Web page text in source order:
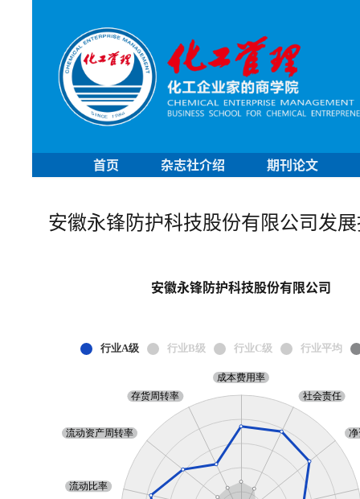
首页 杂志社介绍 期刊论文
安徽永锋防护科技股份有限公司发
安徽永锋防护科技股份有限公司